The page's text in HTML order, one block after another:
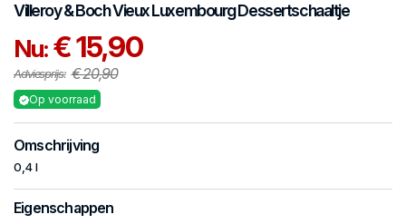
Villeroy & BochVieux LuxembourgDessertschaaltje
Nu:€ 15,90
Adviesprijs: € 20,90
Op voorraad
Omschrijving
0,4 l
Eigenschappen